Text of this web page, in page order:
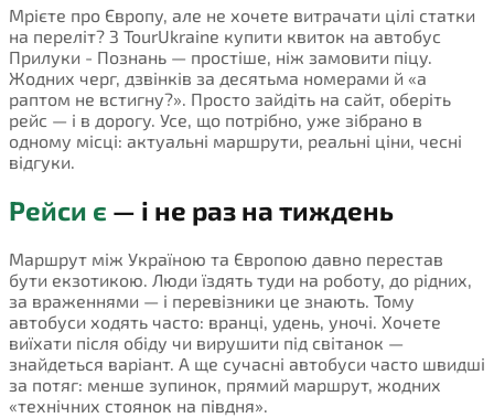
Мрієте про Європу, але не хочете витрачати цілі статки
на переліт? З TourUkraine купити квиток на автобус
Прилуки - Познань — простіше, ніж замовити піцу.
Жодних черг, дзвінків за десятьма номерами й «а
раптом не встигну?». Просто зайдіть на сайт, оберіть
рейс — і в дорогу. Усе, що потрібно, уже зібрано в
одному місці: актуальні маршрути, реальні ціни, чесні
відгуки.
Рейси є — і не раз на тиждень
Маршрут між Україною та Європою давно перестав
бути екзотикою. Люди їздять туди на роботу, до рідних,
за враженнями — і перевізники це знають. Тому
автобуси ходять часто: вранці, удень, уночі. Хочете
виїхати після обіду чи вирушити під світанок —
знайдеться варіант. А ще сучасні автобуси часто швидші
за потяг: менше зупинок, прямий маршрут, жодних
«технічних стоянок на півдня».